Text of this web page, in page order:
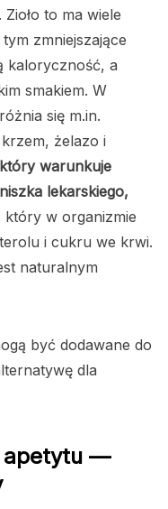
to ma wiele
zmniejszające
kaloryczność, a
smakiem. W
się m.in.
żelazo i
warunkuje
lekarskiego,
w organizmie
i cukru we krwi.
naturalnym
być dodawane do
dla
apetytu —